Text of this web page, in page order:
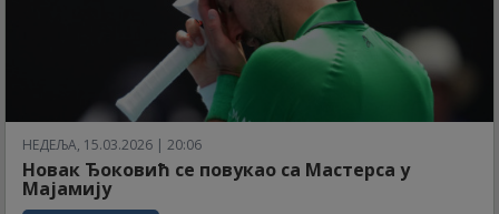
НЕДЕЉА, 15.03.2026 | 20:06
Новак Ђоковић се повукао са Мастерса у
Мајамију